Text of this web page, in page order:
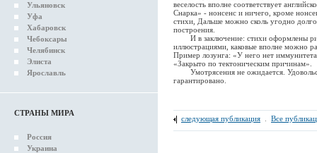
Ульяновск
Уфа
Хабаровск
Чебоксары
Челябинск
Элиста
Ярославль
СТРАНЫ МИРА
Россия
Украина
веселость вполне соответствует
Снарка» - нонсенс и ничего, кроме
стихи, Дальше можно сколь угодно
построения.
И в заключение: стихи оформлены
иллюстрациями, каковые вполне можно
Пример лозунга: «У него нет
«Закрыто по тектоническим причинам».
Умотрясения не ожидается.
гарантировано.
следующая публикация Все